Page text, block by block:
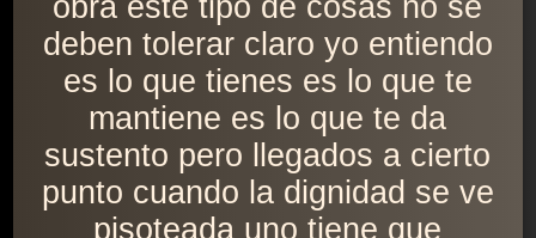
obra este tipo de cosas no se
deben tolerar claro yo entiendo
es lo que tienes es lo que te
mantiene es lo que te da
sustento pero llegados a cierto
punto cuando la dignidad se ve
pisoteada uno tiene que